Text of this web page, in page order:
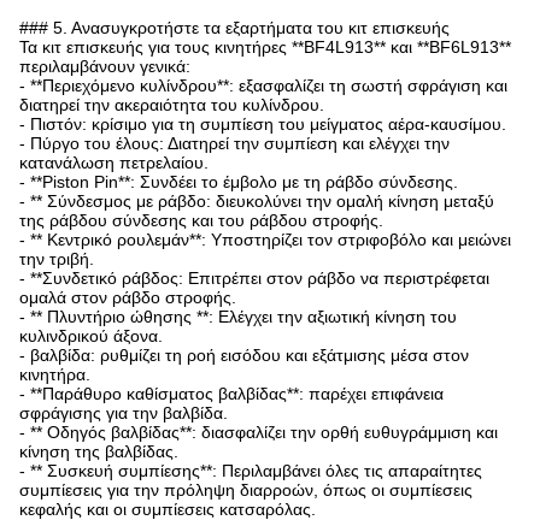
### 5. Ανασυγκροτήστε τα εξαρτήματα του κιτ επισκευής
Τα κιτ επισκευής για τους κινητήρες **BF4L913** και **BF6L913**
περιλαμβάνουν γενικά:
- **Περιεχόμενο κυλίνδρου**: εξασφαλίζει τη σωστή σφράγιση και
διατηρεί την ακεραιότητα του κυλίνδρου.
- Πιστόν: κρίσιμο για τη συμπίεση του μείγματος αέρα-καυσίμου.
- Πύργο του έλους: Διατηρεί την συμπίεση και ελέγχει την
κατανάλωση πετρελαίου.
- **Piston Pin**: Συνδέει το έμβολο με τη ράβδο σύνδεσης.
- ** Σύνδεσμος με ράβδο: διευκολύνει την ομαλή κίνηση μεταξύ
της ράβδου σύνδεσης και του ράβδου στροφής.
- ** Κεντρικό ρουλεμάν**: Υποστηρίζει τον στριφοβόλο και μειώνει
την τριβή.
- **Συνδετικό ράβδος: Επιτρέπει στον ράβδο να περιστρέφεται
ομαλά στον ράβδο στροφής.
- ** Πλυντήριο ώθησης **: Ελέγχει την αξιωτική κίνηση του
κυλινδρικού άξονα.
- βαλβίδα: ρυθμίζει τη ροή εισόδου και εξάτμισης μέσα στον
κινητήρα.
- **Παράθυρο καθίσματος βαλβίδας**: παρέχει επιφάνεια
σφράγισης για την βαλβίδα.
- ** Οδηγός βαλβίδας**: διασφαλίζει την ορθή ευθυγράμμιση και
κίνηση της βαλβίδας.
- ** Συσκευή συμπίεσης**: Περιλαμβάνει όλες τις απαραίτητες
συμπίεσεις για την πρόληψη διαρροών, όπως οι συμπίεσεις
κεφαλής και οι συμπίεσεις κατσαρόλας.